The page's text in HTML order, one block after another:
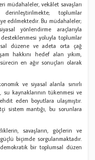
müdahaleler, vekâlet savaşları
toplumlar
edilmektedir. Bu müdahaleler;
yönlendirme araçlarıyla
yoluyla toplumlar
düzene ve adeta orta çağ
hakkını hedef alan yıkım,
en ağır sonuçları olarak
ve siyasal alanla sınırlı
kaynaklarının tükenmesi ve
eden boyutlara ulaşmıştır.
sistem mantığı, bu sorunlara
savaşların, göçlerin ve
biçimde sorgulanmaktadır.
bir toplumsal düzen